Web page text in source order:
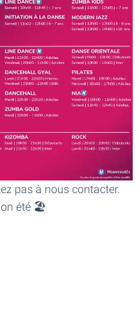
pas à nous contacter.
été 🏖️